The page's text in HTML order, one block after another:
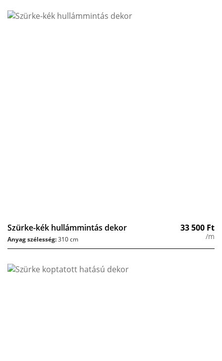
Szürke-kék hullámmintás dekor 33 500 Ft
/m
Anyag szélesség:310 cm